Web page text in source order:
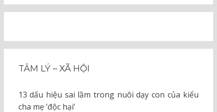
TÂM LÝ – XÃ HỘI
13 dấu hiệu sai lầm trong nuôi dạy con của kiểu
cha mẹ ‘độc hại’